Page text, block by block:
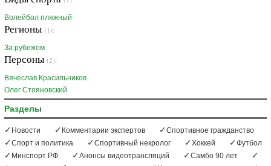
Волейбол пляжный
Регионы (1):
За рубежом
Персоны (2):
Вячеслав Красильников
Олег Стояновский
Разделы
Новости Комментарии экспертов
Спортивное гражданство
Спорт и политика
Спортивный некролог Хоккей
Футбол
Минспорт РФ
Анонсы видеотрансляций
Самбо 90 лет